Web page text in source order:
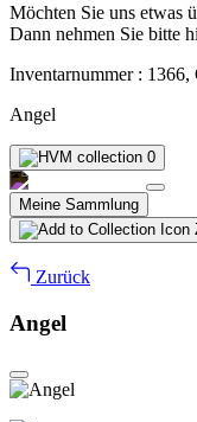
Möchten Sie uns etwas
Dann nehmen Sie bitte
Inventarnummer :
Angel
0
Meine Sammlung
Zurück
Angel